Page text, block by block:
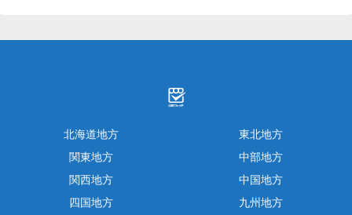
北海道地方
東北地方
関東地方
中部地方
関西地方
中国地方
四国地方
九州地方